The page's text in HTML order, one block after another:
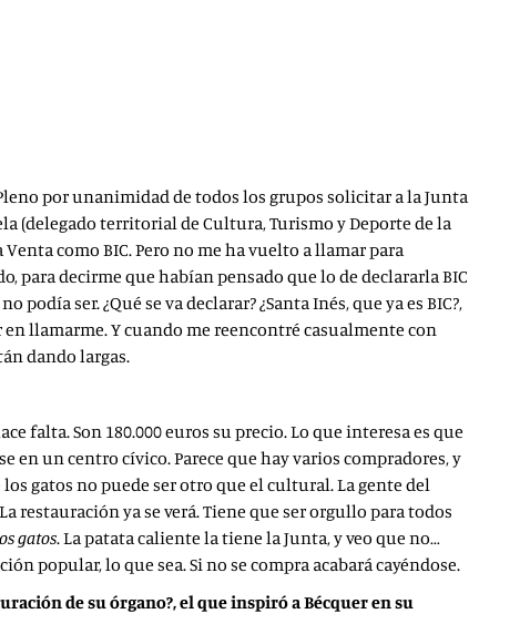
por unanimidad de todos los grupos solicitar a la Junta
(delegado territorial de Cultura, Turismo y Deporte de la
como BIC. Pero no me ha vuelto a llamar para
para decirme que habían pensado que lo de declararla BIC
ser. ¿Qué se va declarar? ¿Santa Inés, que ya es BIC?,
en llamarme. Y cuando me reencontré casualmente con
dando largas.
falta. Son 180.000 euros su precio. Lo que interesa es que
en un centro cívico. Parece que hay varios compradores, y
gatos no puede ser otro que el cultural. La gente del
restauración ya se verá. Tiene que ser orgullo para todos
gatos. La patata caliente la tiene la Junta, y veo que no…
popular, lo que sea. Si no se compra acabará cayéndose.
de su órgano?, el que inspiró a Bécquer en su